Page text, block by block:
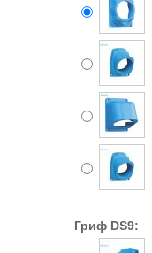
Гриф DS9: